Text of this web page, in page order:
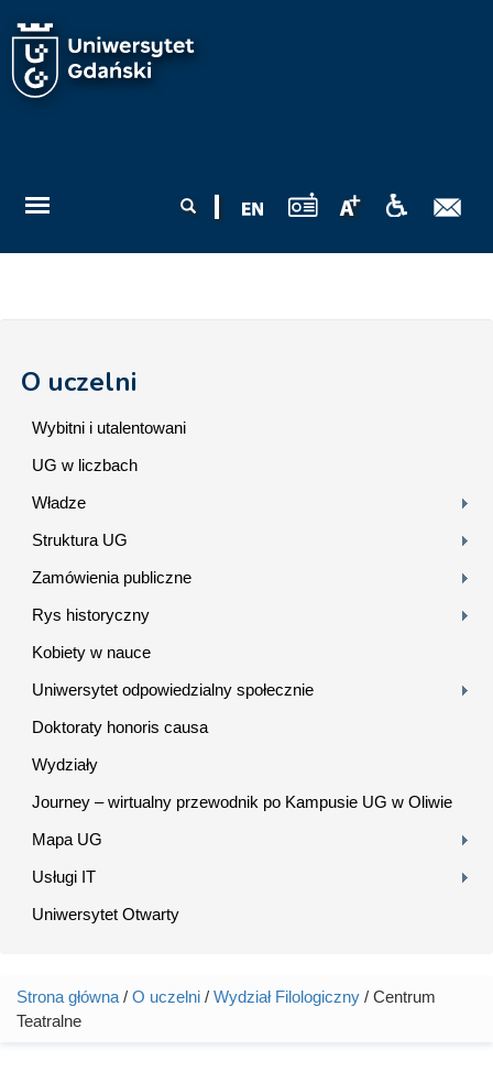
wyszukiwania
O uczelni
Wybitni i utalentowani
UG w liczbach
Władze
Struktura UG
Zamówienia publiczne
Rys historyczny
Kobiety w nauce
Uniwersytet odpowiedzialny społecznie
Doktoraty honoris causa
Wydziały
Journey – wirtualny przewodnik po Kampusie UG w Oliwie
Mapa UG
Usługi IT
Uniwersytet Otwarty
Jesteś tutaj
Strona główna / O uczelni / Wydział Filologiczny / Centrum
Teatralne